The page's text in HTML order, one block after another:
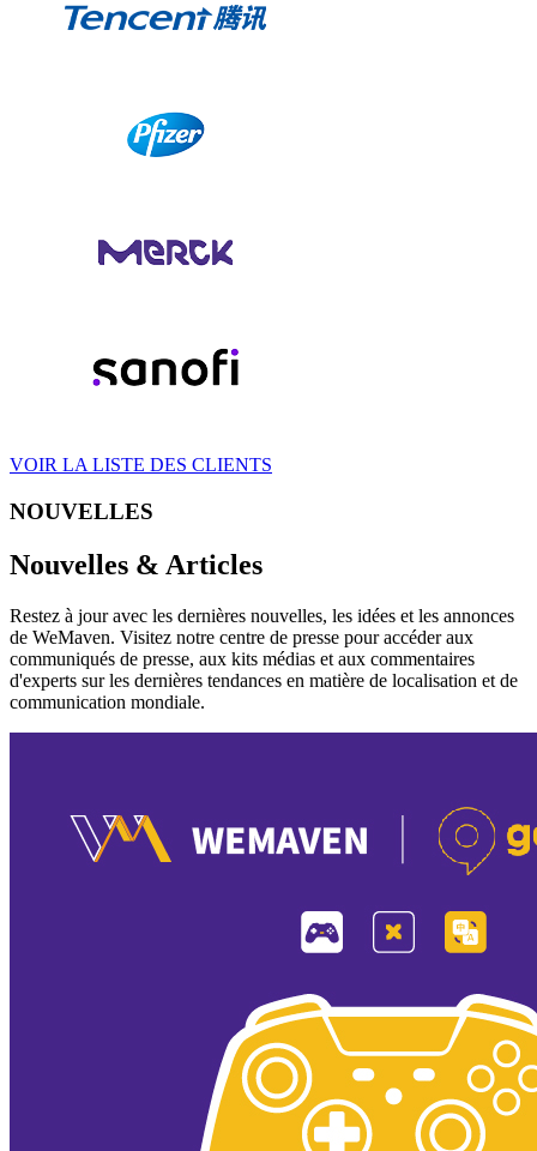
VOIR LA LISTE DES CLIENTS
NOUVELLES
Nouvelles & Articles
Restez à jour avec les dernières nouvelles, les idées et les annonces
de WeMaven. Visitez notre centre de presse pour accéder aux
communiqués de presse, aux kits médias et aux commentaires
d'experts sur les dernières tendances en matière de localisation et de
communication mondiale.